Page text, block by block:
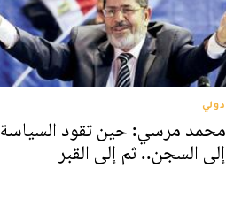
دولي
محمد مرسي: حين تقود السياسة
إلى السجن.. ثم إلى القبر